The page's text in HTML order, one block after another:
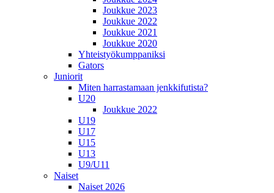
Joukkue 2023
Joukkue 2022
Joukkue 2021
Joukkue 2020
Yhteistyökumppaniksi
Gators
Juniorit
Miten harrastamaan jenkkifutista?
U20
Joukkue 2022
U19
U17
U15
U13
U9/U11
Naiset
Naiset 2026